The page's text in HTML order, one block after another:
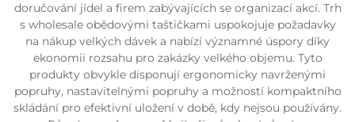
doručování jídel a firem zabývajících se organizací akcí. Trh
s wholesale obědovými taštičkami uspokojuje požadavky
na nákup velkých dávek a nabízí významné úspory díky
ekonomii rozsahu pro zakázky velkého objemu. Tyto
produkty obvykle disponují ergonomicky navrženými
popruhy, nastavitelnými popruhy a možností kompaktního
skládání pro efektivní uložení v době, kdy nejsou používány.